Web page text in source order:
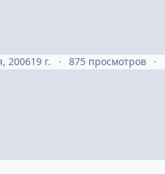
200619 г. 875 просмотров